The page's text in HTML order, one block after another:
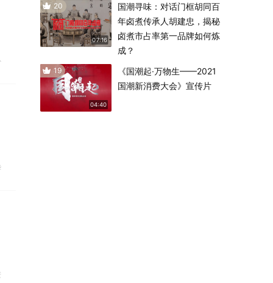
20
07:16
国潮寻味：对话门框胡同百
年卤煮传承人胡建忠，揭秘
卤煮市占率第一品牌如何炼
成？
19
04:40
《国潮起·万物生——2021
国潮新消费大会》宣传片